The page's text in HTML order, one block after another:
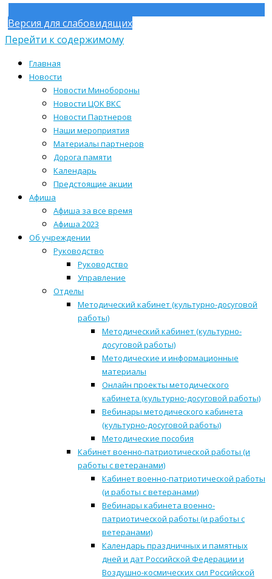
Версия для слабовидящих
Перейти к содержимому
Главная
Новости
Новости Минобороны
Новости ЦОК ВКС
Новости Партнеров
Наши мероприятия
Материалы партнеров
Дорога памяти
Календарь
Предстоящие акции
Афиша
Афиша за все время
Афиша 2023
Об учреждении
Руководство
Руководство
Управление
Отделы
Методический кабинет (культурно-досуговой
работы)
Методический кабинет (культурно-
досуговой работы)
Методические и информационные
материалы
Онлайн проекты методического
кабинета (культурно-досуговой работы)
Вебинары методического кабинета
(культурно-досуговой работы)
Методические пособия
Кабинет военно-патриотической работы (и
работы с ветеранами)
Кабинет военно-патриотической работы
(и работы с ветеранами)
Вебинары кабинета военно-
патриотической работы (и работы с
ветеранами)
Календарь праздничных и памятных
дней и дат Российской Федерации и
Воздушно-космических сил Российской